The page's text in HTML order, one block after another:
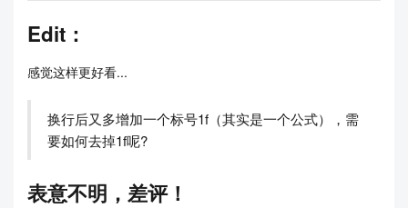
Edit：
感觉这样更好看...
换行后又多增加一个标号1f（其实是一个公式），需
要如何去掉1f呢?
表意不明，差评！